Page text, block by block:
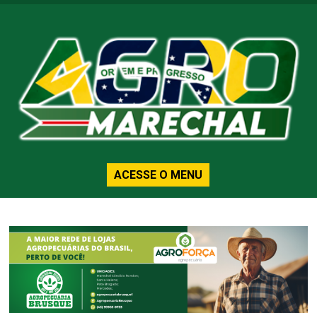
ACESSE O MENU